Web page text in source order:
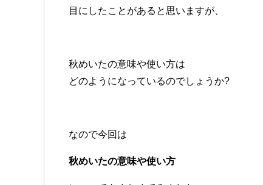
目にしたことがあると思いますが、
秋めいたの意味や使い方は
どのようになっているのでしょうか?
なので今回は
秋めいたの意味や使い方